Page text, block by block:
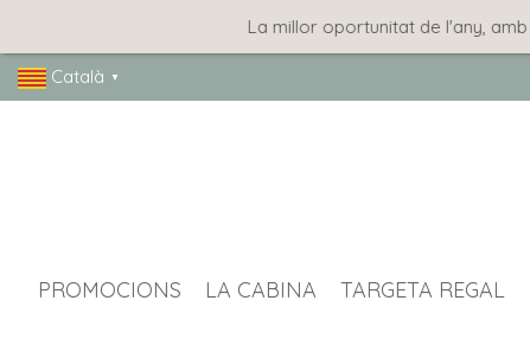
Català ▼
PROMOCIONS LA CABINA TARGETA REGAL
La millor oportunitat de l'any, amb les